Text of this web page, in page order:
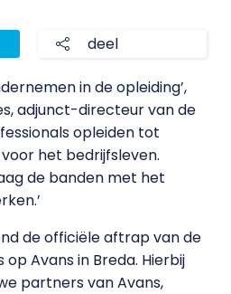
deel
in de opleiding’,
adjunct-directeur van de
opleiden tot
het bedrijfsleven.
de banden met het
de officiële aftrap van de
Avans in Breda. Hierbij
partners van Avans,